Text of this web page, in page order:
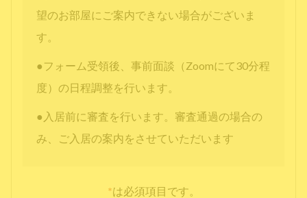
望のお部屋にご案内できない場合がございま
す。
●フォーム受領後、事前面談（Zoomにて30分程
度）の日程調整を行います。
●入居前に審査を行います。審査通過の場合の
み、ご入居の案内をさせていただいます
*は必須項目です。